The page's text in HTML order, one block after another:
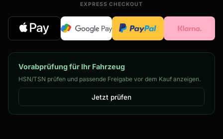
EXPRESS CHECKOUT
Vorabprüfung für Ihr Fahrzeug
HSN/TSN prüfen und passende Freigabe vor dem Kauf anzeigen.
Jetzt prüfen